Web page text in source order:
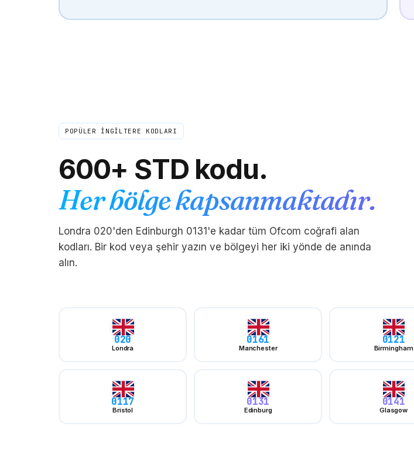
POPÜLER İNGİLTERE KODLARI
600+ STD kodu.
Her bölge kapsanmaktadır.
Londra 020'den Edinburgh 0131'e kadar tüm Ofcom coğrafi alan
kodları. Bir kod veya şehir yazın ve bölgeyi her iki yönde de anında
alın.
020
Londra
0161
Manchester
0121
Birmingham
0117
Bristol
0131
Edinburg
0141
Glasgow